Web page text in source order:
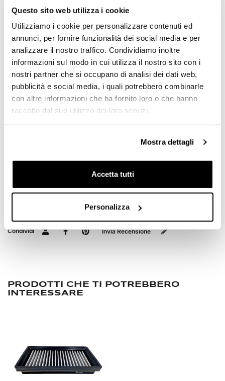
Questo sito web utilizza i cookie
Utilizziamo i cookie per personalizzare contenuti ed
annunci, per fornire funzionalità dei social media e per
analizzare il nostro traffico. Condividiamo inoltre
informazioni sul modo in cui utilizza il nostro sito con i
nostri partner che si occupano di analisi dei dati web,
pubblicità e social media, i quali potrebbero combinarle
con altre informazioni che ha fornito loro o che hanno
raccolto dal suo utilizzo dei loro servizi.
Mostra dettagli
Accetta tutti
Personalizza
in Titanio.
Per offrirvi il meglio miglioriamo costantemente nei
dettagli i nostri prodotti. Le immagini potrebbero essere
riferite ad una versione precedente.
RICHIEDI INFORMAZIONI
OPINIONE DEI CLIENTI
Condividi Invia Recensione
PRODOTTI CHE TI POTREBBERO
INTERESSARE